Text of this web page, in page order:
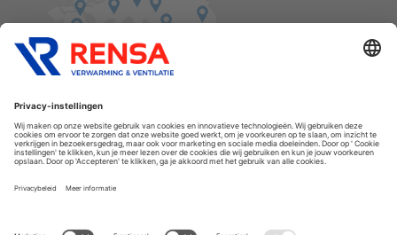
Cookies
Privacyverklaring
Disclaimer